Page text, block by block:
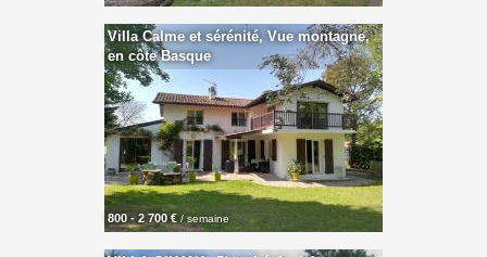
Villa Calme et sérénité, Vue montagne,
en côte Basque
800 - 2 700 € / semaine